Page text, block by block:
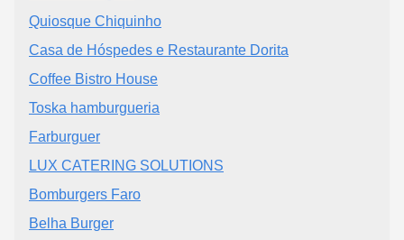
Quiosque Chiquinho
Casa de Hóspedes e Restaurante Dorita
Coffee Bistro House
Toska hamburgueria
Farburguer
LUX CATERING SOLUTIONS
Bomburgers Faro
Belha Burger